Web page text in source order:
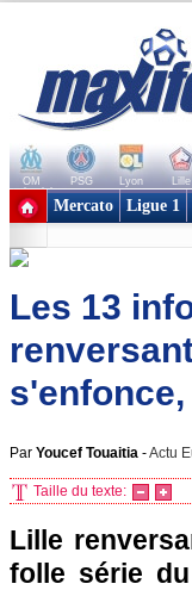
OM PSG Lyon Lille
+ de clubs
Mercato Ligue 1
Les 13
Par Youcef Touaitia -Actu
Taille du texte:
Lille
folle série